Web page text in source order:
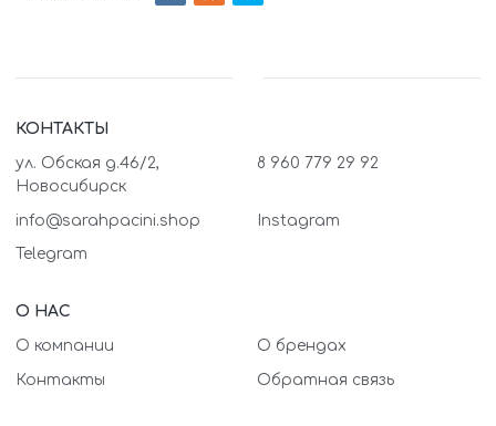
КОНТАКТЫ
ул. Обская д.46/2,
Новосибирск
8 960 779 29 92
info@sarahpacini.shop Instagram
Telegram
О НАС
О компании О брендах
Контакты Обратная связь